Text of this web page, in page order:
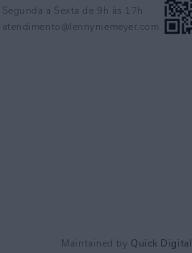
Segunda a Sexta de 9h às 17h
atendimento@lennyniemeyer.com
Maintained by Quick Digital